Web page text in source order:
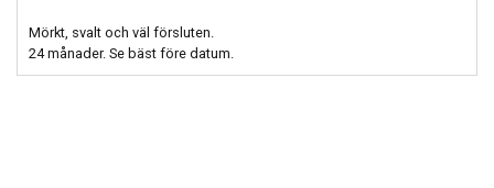
Mörkt, svalt och väl försluten.
24 månader. Se bäst före datum.